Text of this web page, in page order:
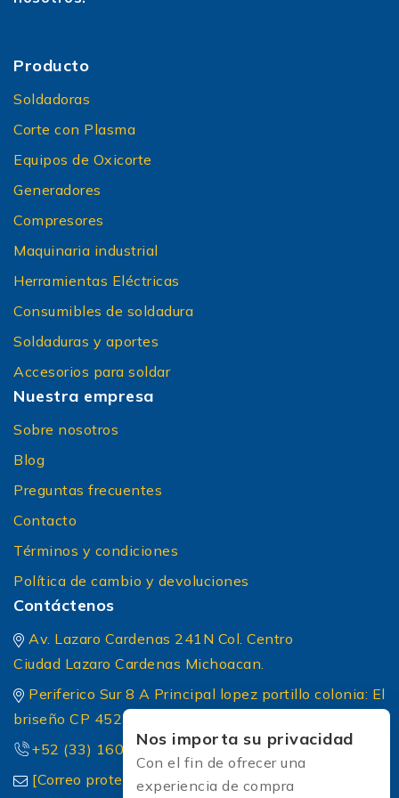
Producto
Soldadoras
Corte con Plasma
Equipos de Oxicorte
Generadores
Compresores
Maquinaria industrial
Herramientas Eléctricas
Consumibles de soldadura
Soldaduras y aportes
Accesorios para soldar
Nuestra empresa
Sobre nosotros
Blog
Preguntas frecuentes
Contacto
Términos y condiciones
Política de cambio y devoluciones
Contáctenos
Av. Lazaro Cardenas 241N Col. Centro
Ciudad Lazaro Cardenas Michoacan.
Periferico Sur 8 A Principal lopez portillo colonia: El
briseño CP 45236 Zapopan Jalisco
+52 (33) 1604 5032
[Correo protected]
Nos importa su privacidad
Con el fin de ofrecer una
experiencia de compra